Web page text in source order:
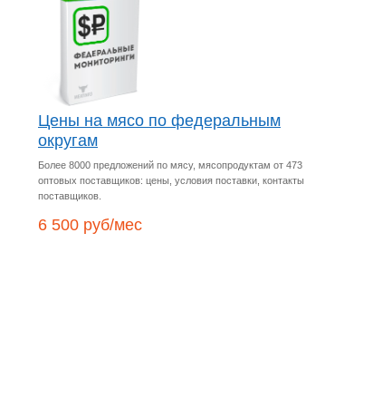
Цены на мясо по федеральным
округам
Более 8000 предложений по мясу, мясопродуктам от 473
оптовых поставщиков: цены, условия поставки, контакты
поставщиков.
6 500 руб/мес